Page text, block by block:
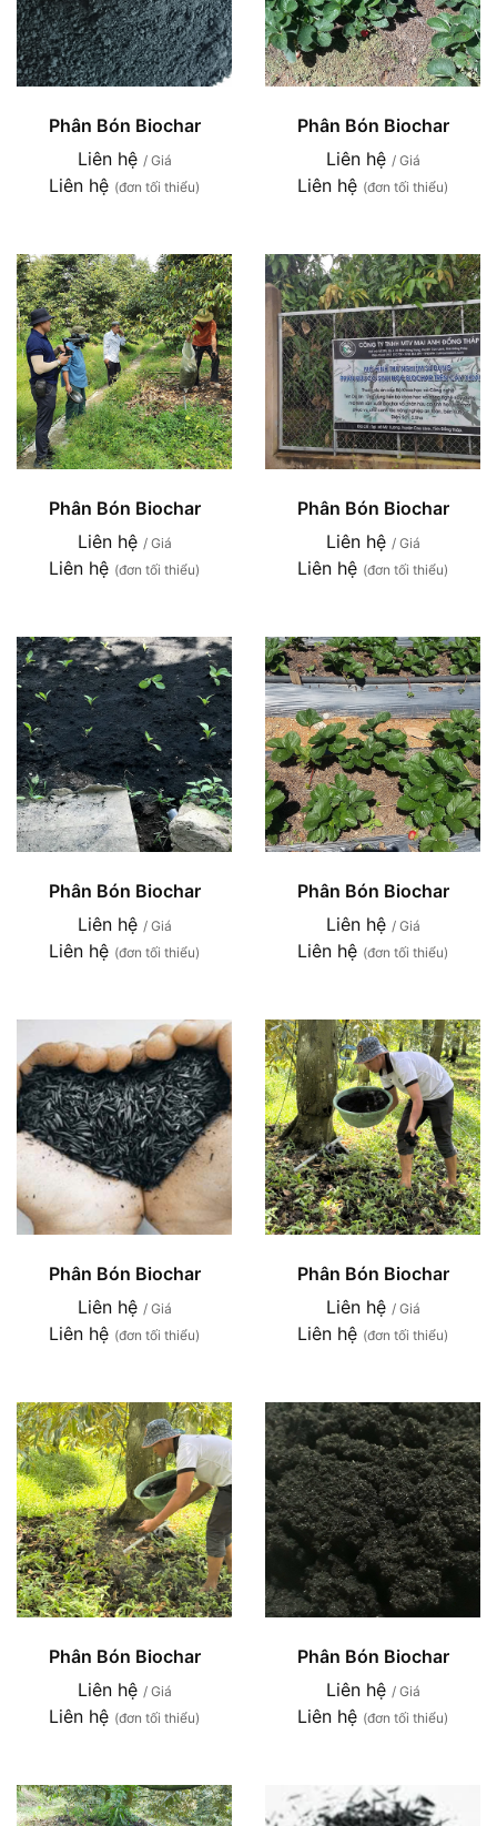
Phân Bón Biochar
Liên hệ / Giá
Liên hệ (đơn tối thiểu)
Phân Bón Biochar
Liên hệ / Giá
Liên hệ (đơn tối thiểu)
Phân Bón Biochar
Liên hệ / Giá
Liên hệ (đơn tối thiểu)
Phân Bón Biochar
Liên hệ / Giá
Liên hệ (đơn tối thiểu)
Phân Bón Biochar
Liên hệ / Giá
Liên hệ (đơn tối thiểu)
Phân Bón Biochar
Liên hệ / Giá
Liên hệ (đơn tối thiểu)
Phân Bón Biochar
Liên hệ / Giá
Liên hệ (đơn tối thiểu)
Phân Bón Biochar
Liên hệ / Giá
Liên hệ (đơn tối thiểu)
Phân Bón Biochar
Liên hệ / Giá
Liên hệ (đơn tối thiểu)
Phân Bón Biochar
Liên hệ / Giá
Liên hệ (đơn tối thiểu)